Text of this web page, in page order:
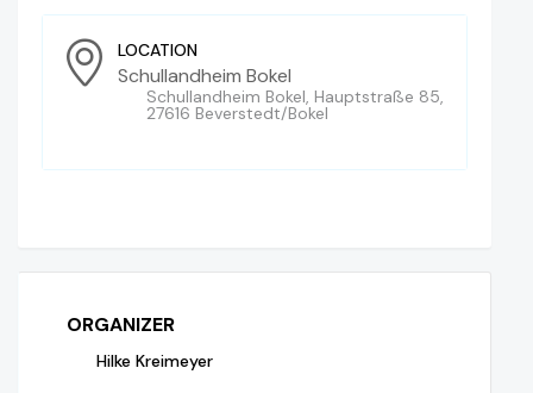
LOCATION
Schullandheim Bokel
Schullandheim Bokel, Hauptstraße 85,
27616 Beverstedt/Bokel
ORGANIZER
Hilke Kreimeyer